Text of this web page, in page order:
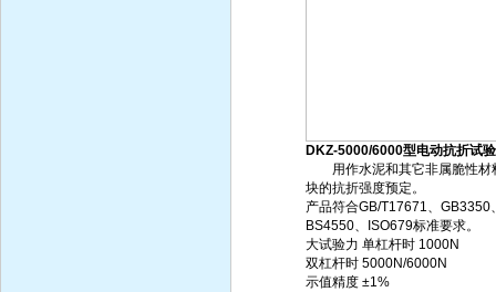
DKZ-5000/6000型电动抗折试
用作水泥和其它非属脆性材
块的抗折强度预定。
产品符合GB/T17671、GB3350
BS4550、ISO679标准要求。
大试验力 单杠杆时 1000N
双杠杆时 5000N/6000N
示值精度 ±1%